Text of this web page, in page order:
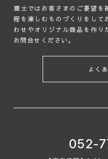
富士ではお客さまのご要望を
程を楽しむものづくりをして
わせやオリジナル商品を作り
お問合せください｡
よく
052-